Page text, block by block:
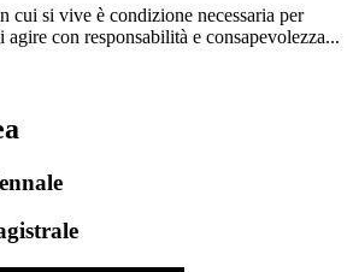
cui si vive è condizione necessaria per
agire con responsabilità e consapevolezza...